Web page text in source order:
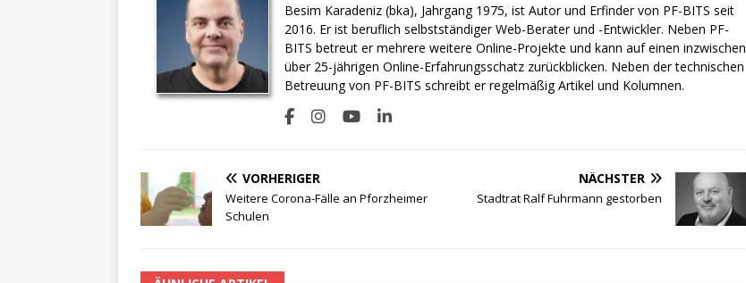
Besim Karadeniz (bka), Jahrgang 1975, ist Autor und Erfinder von PF-BITS seit
2016. Er ist beruflich selbstständiger Web-Berater und -Entwickler. Neben PF-
BITS betreut er mehrere weitere Online-Projekte und kann auf einen inzwischen
über 25-jährigen Online-Erfahrungsschatz zurückblicken. Neben der technischen
Betreuung von PF-BITS schreibt er regelmäßig Artikel und Kolumnen.
VORHERIGER
Weitere Corona-Fälle an Pforzheimer
Schulen
NÄCHSTER
Stadtrat Ralf Fuhrmann gestorben